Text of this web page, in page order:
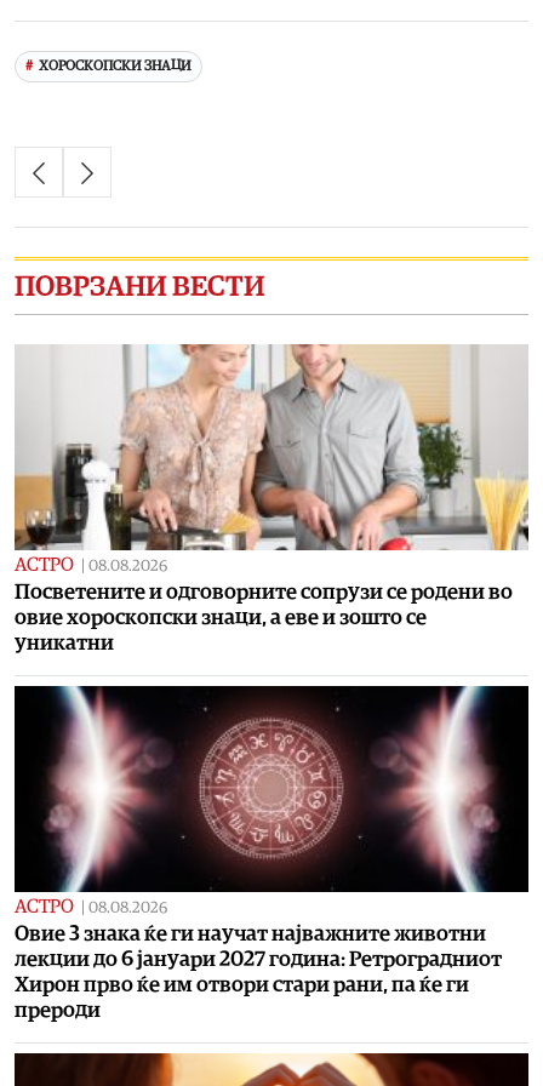
ХОРОСКОПСКИ ЗНАЦИ
ПОВРЗАНИ ВЕСТИ
АСТРО 08.08.2026
Посветените и одговорните сопрузи се родени во
овие хороскопски знаци, а еве и зошто се
уникатни
АСТРО 08.08.2026
Овие 3 знака ќе ги научат најважните животни
лекции до 6 јануари 2027 година: Ретроградниот
Хирон прво ќе им отвори стари рани, па ќе ги
прероди